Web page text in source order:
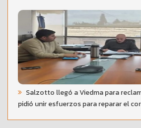
Salzotto llegó a Viedma para
pidió unir esfuerzos para reparar el